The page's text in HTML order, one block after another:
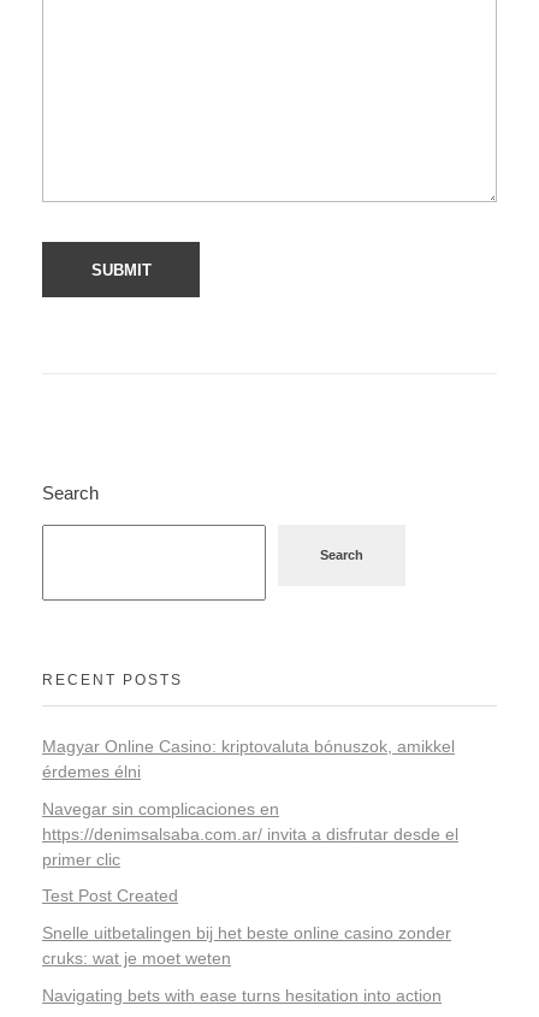
Search
Search
RECENT POSTS
Magyar Online Casino: kriptovaluta bónuszok, amikkel
érdemes élni
Navegar sin complicaciones en
https://denimsalsaba.com.ar/ invita a disfrutar desde el
primer clic
Test Post Created
Snelle uitbetalingen bij het beste online casino zonder
cruks: wat je moet weten
Navigating bets with ease turns hesitation into action